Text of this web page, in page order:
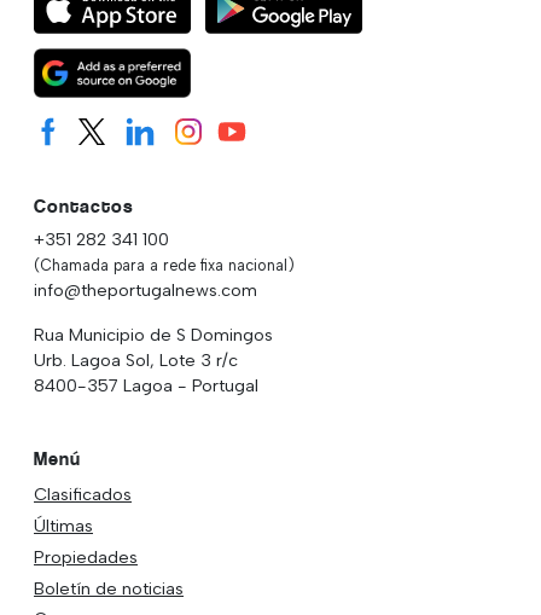
Contactos
+351 282 341 100
(Chamada para a rede fixa nacional)
info@theportugalnews.com
Rua Municipio de S Domingos
Urb. Lagoa Sol, Lote 3 r/c
8400-357 Lagoa - Portugal
Menú
Clasificados
Últimas
Propiedades
Boletín de noticias